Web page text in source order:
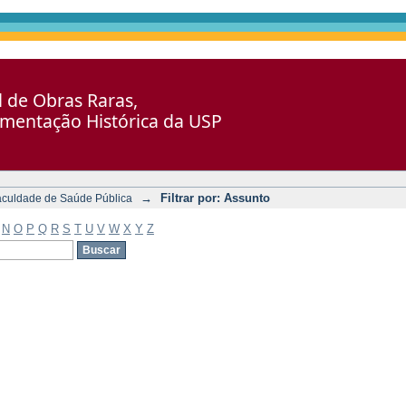
Obras Raras,
Histórica da USP
de Saúde Pública → Filtrar por: Assunto
N O P Q R S T U V W X Y Z